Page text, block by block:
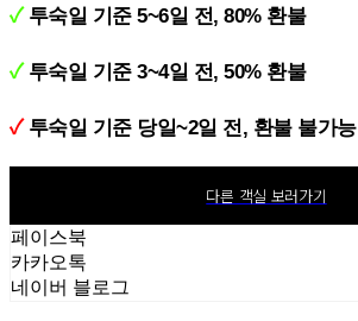
✓투숙일 기준 5~6일 전, 80% 환불
✓투숙일 기준 3~4일 전, 50% 환불
✓투숙일 기준 당일~2일 전, 환불 불가능
다른 객실 보러가기
페이스북
카카오톡
네이버 블로그